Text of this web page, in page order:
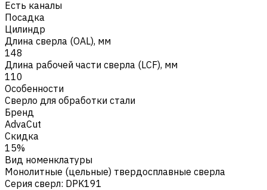
Есть каналы
Посадка
Цилиндр
Длина сверла (OAL), мм
148
Длина рабочей части сверла (LCF), мм
110
Особенности
Сверло для обработки стали
Бренд
AdvaCut
Скидка
15%
Вид номенклатуры
Монолитные (цельные) твердосплавные сверла
Серия сверл: DPK191